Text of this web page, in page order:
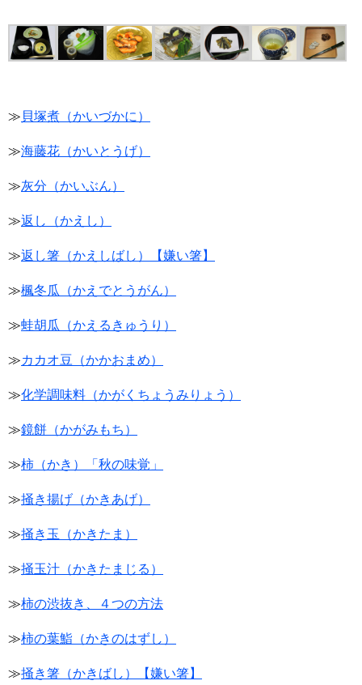
≫ 貝塚煮（かいづかに）
≫海藤花（かいとうげ）
≫灰分（かいぶん）
≫返し（かえし）
≫返し箸（かえしばし）【嫌い箸】
≫楓冬瓜（かえでとうがん）
≫蛙胡瓜（かえるきゅうり）
≫カカオ豆（かかおまめ）
≫化学調味料（かがくちょうみりょう）
≫鏡餅（かがみもち）
≫柿（かき）「秋の味覚」
≫掻き揚げ（かきあげ）
≫掻き玉（かきたま）
≫掻玉汁（かきたまじる）
≫柿の渋抜き、４つの方法
≫柿の葉鮨（かきのはずし）
≫掻き箸（かきばし）【嫌い箸】